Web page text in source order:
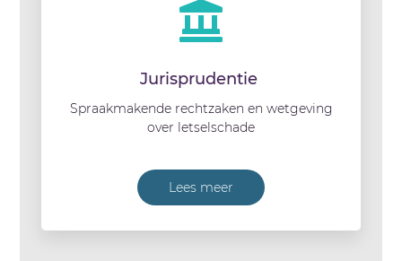
Jurisprudentie
Spraakmakende rechtzaken en wetgeving
over letselschade
Lees meer